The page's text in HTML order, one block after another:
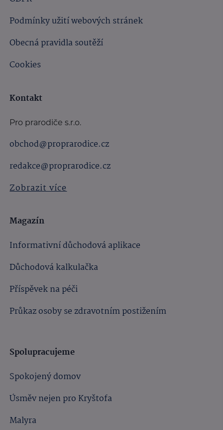
Podmínky užití webových stránek
Obecná pravidla soutěží
Cookies
Kontakt
Pro prarodiče s.r.o.
obchod@proprarodice.cz
redakce@proprarodice.cz
Zobrazit více
Magazín
Informativní důchodová aplikace
Důchodová kalkulačka
Příspěvek na péči
Průkaz osoby se zdravotním postižením
Spolupracujeme
Spokojený domov
Úsměv nejen pro Kryštofa
Malyra